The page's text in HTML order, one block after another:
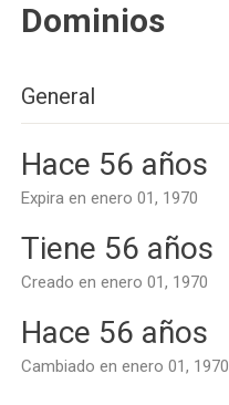
Dominios
General
Hace 56 años
Expira en enero 01, 1970
Tiene 56 años
Creado en enero 01, 1970
Hace 56 años
Cambiado en enero 01, 1970